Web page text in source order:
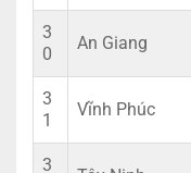
3
0
An Giang
3
1
Vĩnh Phúc
3